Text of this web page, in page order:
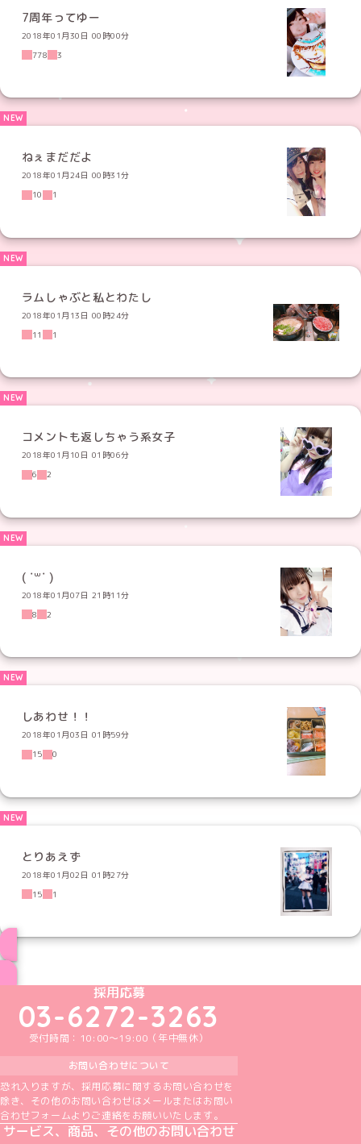
7周年ってゆー
2018年01月30日 00時00分
778
3
ねぇまだだよ
2018年01月24日 00時31分
10
1
ラムしゃぶと私とわたし
2018年01月13日 00時24分
11
1
コメントも返しちゃう系女子
2018年01月10日 01時06分
6
2
( ˙꒳​˙ )
2018年01月07日 21時11分
8
2
しあわせ！！
2018年01月03日 01時59分
15
0
とりあえず
2018年01月02日 01時27分
15
1
めいどりーみんTikTok公式アカウント
めいどりーみんX公式アカウント
めいどりーみんInstagram公式アカウント
めいどりーみんFacebook公式アカウン
めいどりーみんYouTube公式アカ
採用応募
03-6272-3263
受付時間：10:00～19:00（年中無休）
お問い合わせについて
恐れ入りますが、採用応募に関するお問い合わせを
除き、その他のお問い合わせはメールまたはお問い
合わせフォームよりご連絡をお願いいたします。
サービス、商品、その他のお問い合わせ